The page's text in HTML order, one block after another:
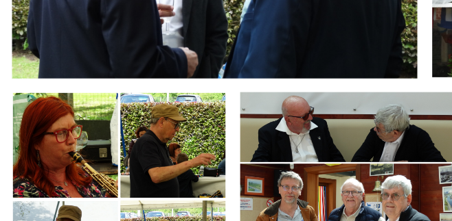
Branding
ARMCHAIR ARMCHAIR